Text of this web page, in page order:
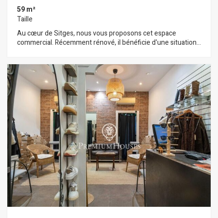
59 m²
Taille
Au cœur de Sitges, nous vous proposons cet espace
commercial. Récemment rénové, il bénéficie d'une situation
dispose également d'une terrasse à l'arrière. Situé en plein
centre de Sitges, dans un quartier réputé pour sa proximité
avec les commerces et services essentiels et la plage, cet
espace commercial est idéalement situé.